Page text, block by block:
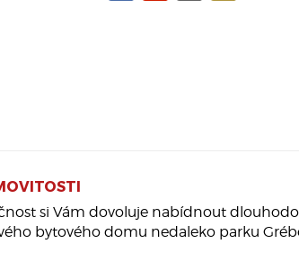
si Vám dovoluje nabídnout
bytového domu nedaleko parku